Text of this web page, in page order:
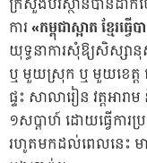
ក្រសួងបរិស្ថានបានដាក់
ការ«កម្ពុជាស្អាត ខ្មែរធ្វើ
យុទ្ធនាការសុំឱ្យសិស្ស
ឬ មួយស្រុក ឬ មួយខេត្ត
ផ្ទះ សាលារៀន វត្តអារ
១សប្តាហ៍ ដោយធ្វើការ
រហូតមកដល់ពេលនេះ ម